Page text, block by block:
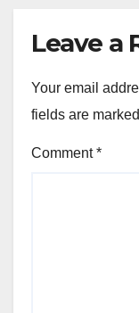
Leave a
Your email
fields are marked
Comment*